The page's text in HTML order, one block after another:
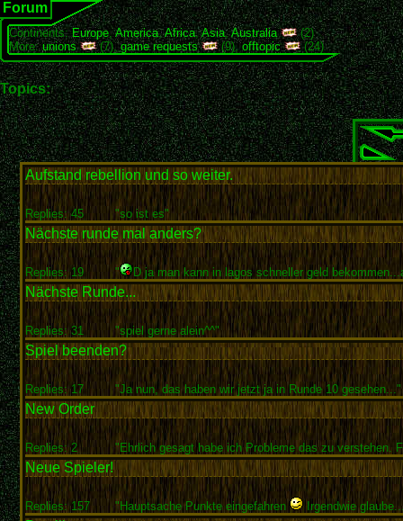
Forum
Continents:Europe,America,Africa,Asia,Australia
(2)
More:unions (7),game requests (9),offtopic (24)
Topics:
Aufstand rebellion und so weiter.
Replies: 45 "so ist es"
Nächste runde mal anders?
Replies: 19 " D ja man kann in lagos schneller geld
Nächste Runde...
Replies: 31 "spiel gerne alein^^"
Spiel beenden?
Replies: 17 "Ja nun, das haben wir jetzt ja in Runde 10 gesehen..."
New Order
Replies: 2 "Ehrlich gesagt habe ich Probleme das zu verstehen.
Neue Spieler!
Replies: 157 "Hauptsache Punkte eingefahren Irgendwie